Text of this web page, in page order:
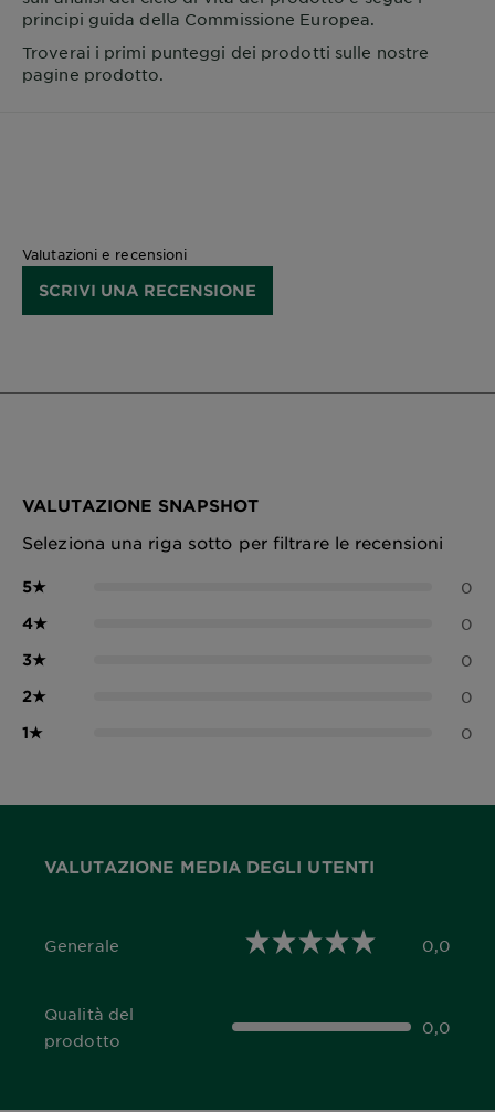
principi guida della Commissione Europea.
Troverai i primi punteggi dei prodotti sulle nostre
pagine prodotto.
Valutazioni e recensioni
SCRIVI UNA RECENSIONE
VALUTAZIONE SNAPSHOT
Seleziona una riga sotto per filtrare le recensioni
5★ 0
4★ 0
3★ 0
2★ 0
1★ 0
VALUTAZIONE MEDIA DEGLI UTENTI
Generale
0,0 out of 5 stars 0,0
Qualità del
prodotto
0,0 out of 5 stars 0,0